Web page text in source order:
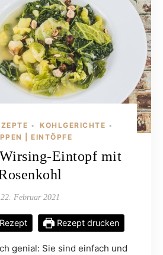
• KOHLGERICHTE •
| EINTÖPFE
Eintopf mit
22. Februar 2021
Rezept drucken
genial: Sie sind einfach und